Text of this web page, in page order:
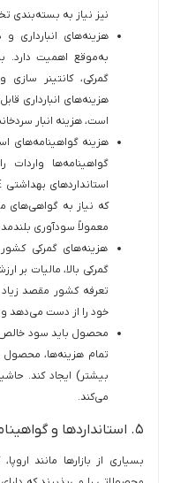
نیز نیاز به بسته‌بندی
هزینه‌های
به‌موقع اهمیت دارد.
گمرکی، کانتینر
هزینه‌های انبارداری
است، هزینه انبار
هزینه گواهینامه‌های
که نیاز به گواهی‌های
معمولاً سودآوری
هزینه‌های گمرکی
گمرکی بالا، مالیات بر
تعرفه کشور مقصد
خود را از دست می‌دهد
محصول باید سود خالص
بیشتر) ایجاد کند.
می‌کند.
۵. استانداردها و گواهینامه‌های مورد نیاز
بسیاری از بازارها مانند